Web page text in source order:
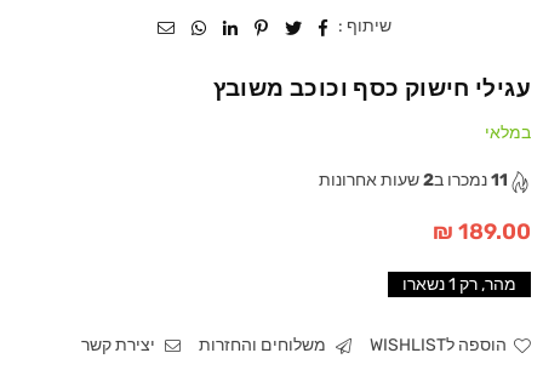
שיתוף :
עגילי חישוק כסף וכוכב משובץ
במלאי
11נמכרו ב2שעות אחרונות
מחיר
189.00 ₪
מהר, רק 1נשארו
הוספה לWISHLIST משלוחים והחזרות יצירת קשר